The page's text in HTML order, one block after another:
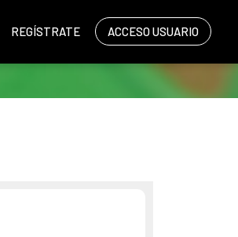
REGÍSTRATE ACCESO USUARIO